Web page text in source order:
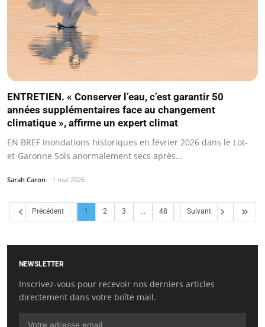
ENTRETIEN. « Conserver l’eau, c’est garantir 50
années supplémentaires face au changement
climatique », affirme un expert climat
EN BREF Inondations historiques en février 2026 dans le Lot-
et-Garonne Sols anormalement secs après…
Sarah Caron 1 mai 2026
Précédent 1 2 3 ... 48 Suivant
NEWSLETTER
Inscrivez-vous pour recevoir nos derniers articles
directement dans votre boîte mail.